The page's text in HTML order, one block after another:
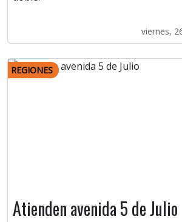
viernes,
REGIONES
Atienden avenida 5 de Julio